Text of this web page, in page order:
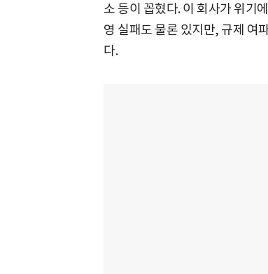
소 등이 꼽혔다. 이 회사가 위기
영 실패도 물론 있지만, 규제 여
다.